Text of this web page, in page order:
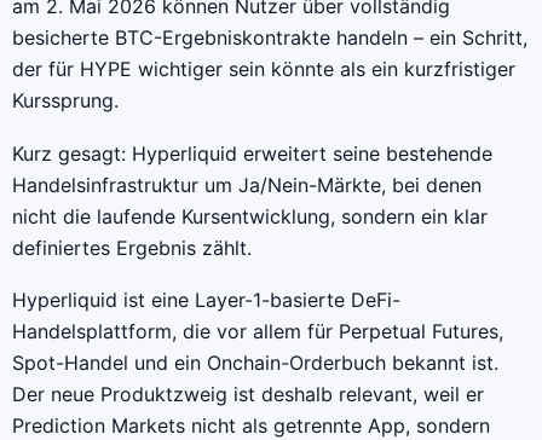
am 2. Mai 2026 können Nutzer über vollständig
besicherte BTC-Ergebniskontrakte handeln – ein Schritt,
der für HYPE wichtiger sein könnte als ein kurzfristiger
Kurssprung.
Kurz gesagt: Hyperliquid erweitert seine bestehende
Handelsinfrastruktur um Ja/Nein-Märkte, bei denen
nicht die laufende Kursentwicklung, sondern ein klar
definiertes Ergebnis zählt.
Hyperliquid ist eine Layer-1-basierte DeFi-
Handelsplattform, die vor allem für Perpetual Futures,
Spot-Handel und ein Onchain-Orderbuch bekannt ist.
Der neue Produktzweig ist deshalb relevant, weil er
Prediction Markets nicht als getrennte App, sondern